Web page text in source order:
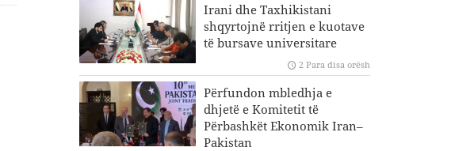
Irani dhe Taxhikistani
shqyrtojnë rritjen e kuotave
të bursave universitare
2 Para disa orësh
Përfundon mbledhja e
dhjetë e Komitetit të
Përbashkët Ekonomik Iran–
Pakistan